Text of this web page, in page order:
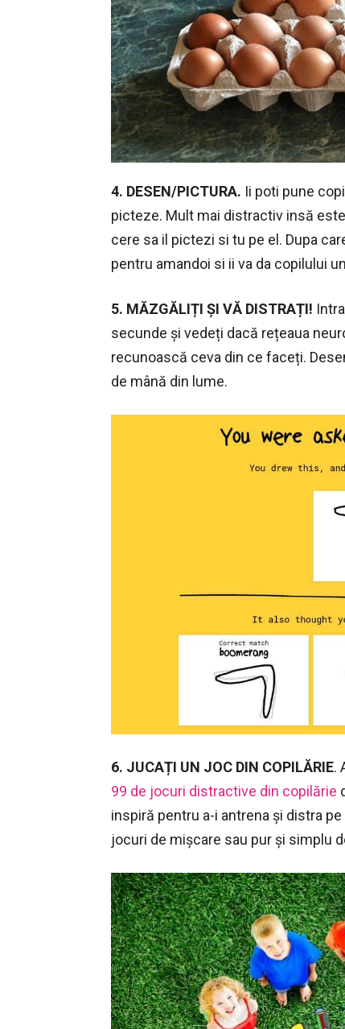
4. DESEN/PICTURA. Ii poti pune
picteze. Mult mai distractiv insă
cere sa il pictezi si tu pe el. Dupa
pentru amandoi si ii va da copilului
5. MĂZGĂLIȚI ȘI VĂ DISTRAȚI!
secunde și vedeți dacă rețeaua
recunoască ceva din ce faceți.
de mână din lume.
6. JUCAȚI UN JOC DIN COPILĂRIE.
99 de jocuri distractive din copilărie
inspiră pentru a-i antrena şi distra
jocuri de mişcare sau pur şi simplu